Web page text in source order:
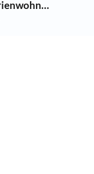
Günstige Ferienwohnungen